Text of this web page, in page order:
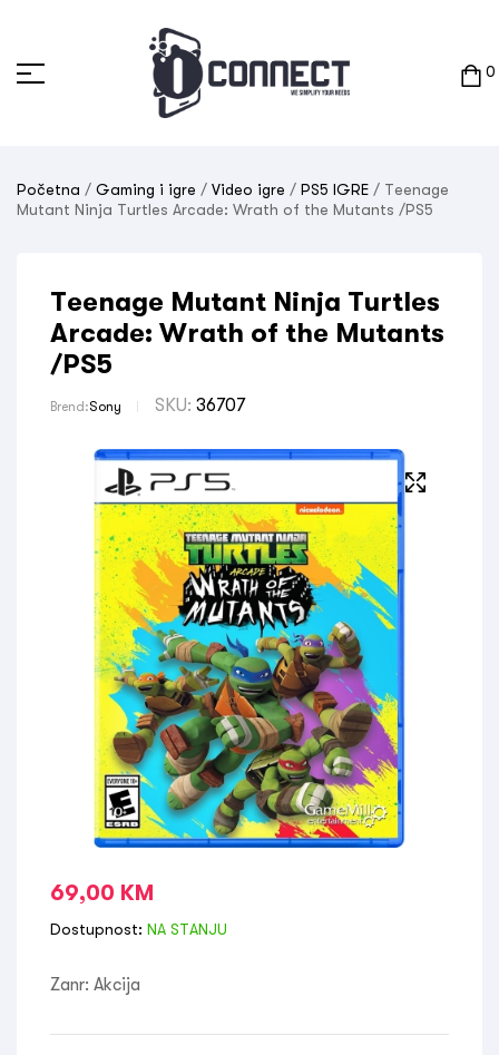
0
Početna / Gaming i igre / Video igre / PS5 IGRE / Teenage
Mutant Ninja Turtles Arcade: Wrath of the Mutants /PS5
Teenage Mutant Ninja Turtles
Arcade: Wrath of the Mutants
/PS5
Brend:Sony SKU: 36707
69,00 KM
Dostupnost: NA STANJU
Zanr: Akcija